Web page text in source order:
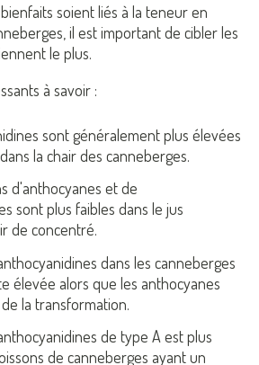
soient liés à la teneur en
il est important de cibler les
le plus.
à savoir :
sont généralement plus élevées
la chair des canneberges.
d'anthocyanes et de
sont plus faibles dans le jus
de concentré.
dans les canneberges
élevée alors que les anthocyanes
la transformation.
de type A est plus
de canneberges ayant un